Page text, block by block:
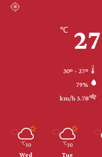
27
℃
79%
5.78 km/h
30
℃
30
℃